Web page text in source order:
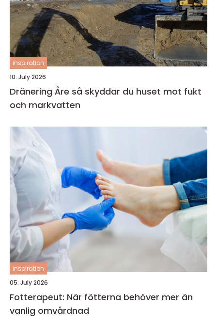
inspiration
10. July 2026
Dränering Åre så skyddar du huset mot fukt
och markvatten
inspiration
05. July 2026
Fotterapeut: När fötterna behöver mer än
vanlig omvårdnad